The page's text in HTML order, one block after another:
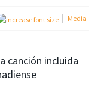
Media
canción incluida